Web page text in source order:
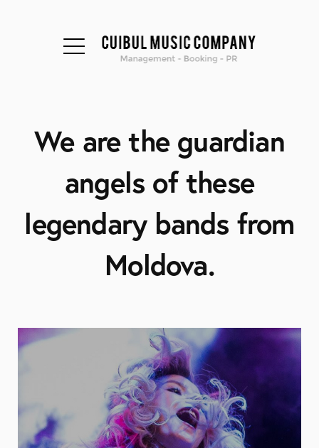
We are the guardian
angels of these
legendary bands from
Moldova.